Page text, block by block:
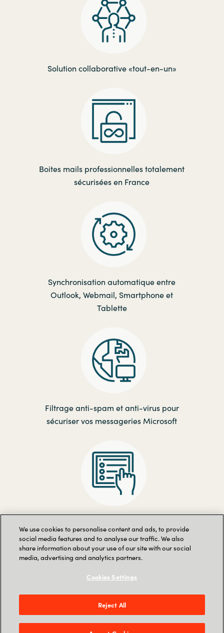
Solution collaborative «tout-en-un»
Boites mails professionnelles totalement
sécurisées en France
Synchronisation automatique entre
Outlook, Webmail, Smartphone et
Tablette
Filtrage anti-spam et anti-virus pour
sécuriser vos messageries Microsoft
Outlook Exchange
As part of our transition to SoftwareOne, this
contact form is no longer available. Please visit
We use cookies to personalise content and ads, to provide
social media features and to analyse our traffic. We also
share information about your use of our site with our social
media, advertising and analytics partners.
Cookies Settings
Reject All